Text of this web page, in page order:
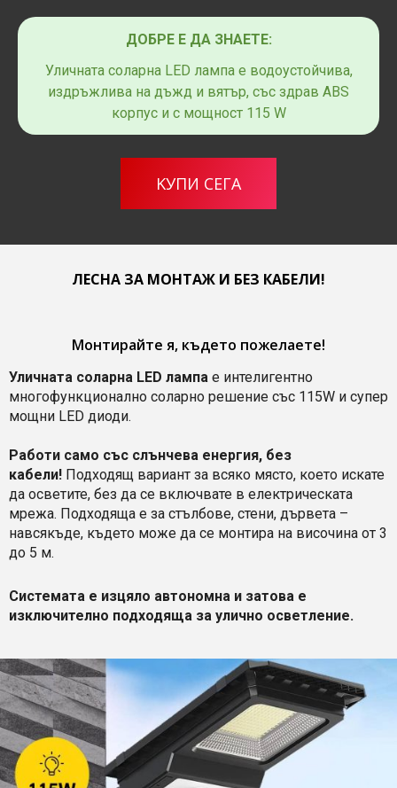
ДОБРЕ Е ДА ЗНАЕТЕ:
Уличната соларна LED лампа е водоустойчива,
издръжлива на дъжд и вятър, със здрав ABS
корпус и с мощност 115 W
KУПИ СЕГА
ЛЕСНА ЗА МОНТАЖ И БЕЗ КАБЕЛИ!
Монтирайте я, където пожелаете!
Уличната соларна LED лампа е интелигентно
многофункционално соларно решение със 115W и супер
мощни LED диоди.
Работи само със слънчева енергия, без
кабели! Подходящ вариант за всяко място, което искате
да осветите, без да се включвате в електрическата
мрежа. Подходяща е за стълбове, стени, дървета –
навсякъде, където може да се монтира на височина от 3
до 5 м.
Системата е изцяло автономна и затова е
изключително подходяща за улично осветление.